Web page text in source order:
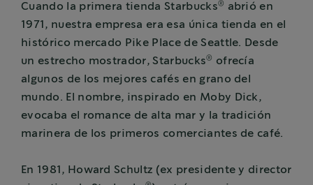
Cuando la primera tienda Starbucks®
abrió en
1971, nuestra empresa era esa única tienda en el
histórico mercado Pike Place de Seattle. Desde
un estrecho mostrador, Starbucks®
ofrecía
algunos de los mejores cafés en grano del
mundo. El nombre, inspirado en Moby Dick,
evocaba el romance de alta mar y la tradición
marinera de los primeros comerciantes de café.
En 1981, Howard Schultz (ex presidente y director